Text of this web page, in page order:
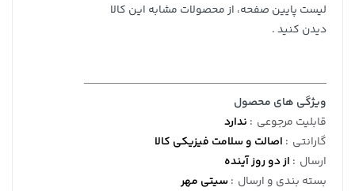
لیست پایین صفحه، از محصولات مشابه این کالا
دیدن کنید .
ویژگی های محصول
قابلیت مرجوعی : ندارد
گارانتی : اصالت و سلامت فیزیکی کالا
ارسال : از دو روز آینده
بسته بندی و ارسال :سیتی مهر